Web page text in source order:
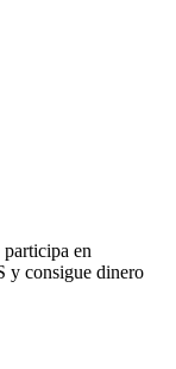
en
consigue dinero